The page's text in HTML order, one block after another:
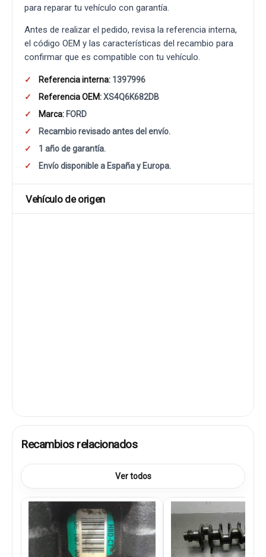
para reparar tu vehículo con garantía.
Antes de realizar el pedido, revisa la referencia interna,
el código OEM y las características del recambio para
confirmar que es compatible con tu vehículo.
Referencia interna: 1397996
Referencia OEM:XS4Q6K682DB
Marca: FORD
Recambio revisado antes del envío.
1 año de garantía.
Envío disponible a España y Europa.
Vehículo de origen
Recambios relacionados
Ver todos